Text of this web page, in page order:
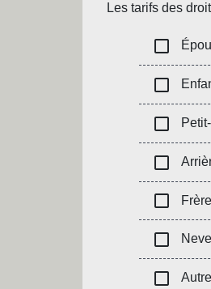
Les tarifs des
check_box_outline_blank
check_box_outline_blank
check_box_outline_blank
check_box_outline_blank
check_box_outline_blank
check_box_outline_blank
check_box_outline_blank